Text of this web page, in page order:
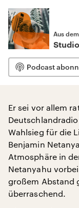
Aus
Podcast
Er sei vor allem
Wahlsieg für die
Benjamin
Atmosphäre in
Netanyahu
großem Abstand
überraschend.